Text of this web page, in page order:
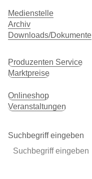
Medienstelle
Archiv
Downloads/Dokumente
Produzenten Service
Marktpreise
Onlineshop
Veranstaltungen
Suchbegriff eingeben